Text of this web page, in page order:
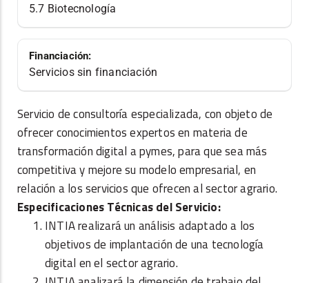
5.7 Biotecnología
Financiación:
Servicios sin financiación
Servicio de consultoría especializada, con objeto de
ofrecer conocimientos expertos en materia de
transformación digital a pymes, para que sea más
competitiva y mejore su modelo empresarial, en
relación a los servicios que ofrecen al sector agrario.
Especificaciones Técnicas del Servicio:
INTIA realizará un análisis adaptado a los
objetivos de implantación de una tecnología
digital en el sector agrario.